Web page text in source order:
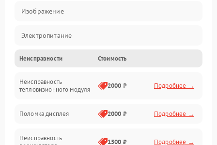
Изображение
Электропитание
Измерения
Матрица
Неисправности Стоимость
Неисправность
тепловизионного модуля
2000 ₽ Подробнее →
Поломка дисплея 2000 ₽ Подробнее →
Неисправность
1500 ₽ Подробнее →